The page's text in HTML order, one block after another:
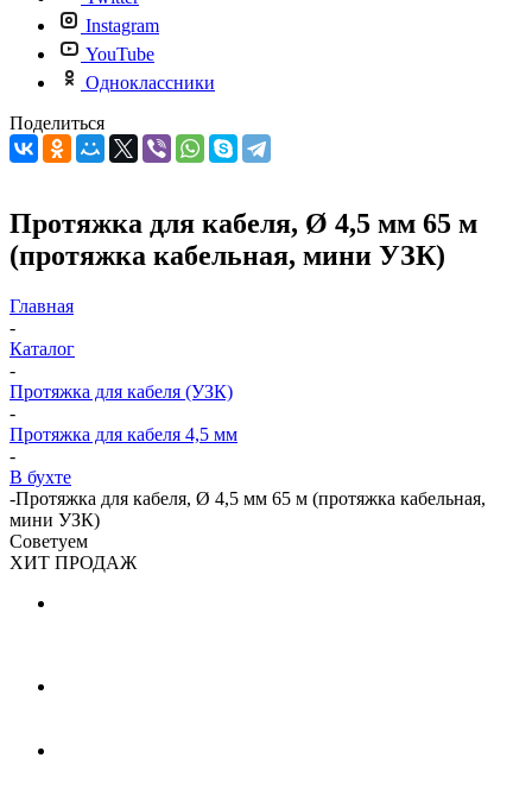
Instagram
YouTube
Одноклассники
Поделиться
Протяжка для кабеля, Ø 4,5 мм 65 м
(протяжка кабельная, мини УЗК)
Главная
-
Каталог
-
Протяжка для кабеля (УЗК)
-
Протяжка для кабеля 4,5 мм
-
В бухте
-Протяжка для кабеля, Ø 4,5 мм 65 м (протяжка кабельная,
мини УЗК)
Советуем
ХИТ ПРОДАЖ